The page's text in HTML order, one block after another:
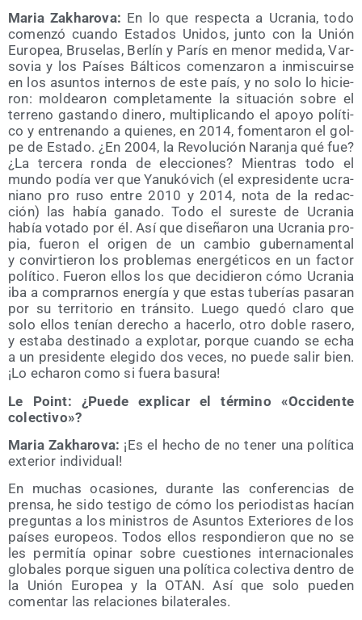
Maria Zakha­ro­va: En lo que res­pec­ta a Ucra­nia, todo
comen­zó cuan­do Esta­dos Uni­dos, jun­to con la Unión
Euro­pea, Bru­se­las, Ber­lín y París en menor medi­da, Var­
so­via y los Paí­ses Bál­ti­cos comen­za­ron a inmis­cuir­se
en los asun­tos inter­nos de este país, y no solo lo hicie­
ron: mol­dea­ron com­ple­ta­men­te la situa­ción sobre el
terreno gas­tan­do dine­ro, mul­ti­pli­can­do el apo­yo polí­ti­
co y entre­nan­do a quie­nes, en 2014, fomen­ta­ron el gol­
pe de Esta­do. ¿En 2004, la Revo­lu­ción Naran­ja qué fue?
¿La ter­ce­ra ron­da de elec­cio­nes? Mien­tras todo el
mun­do podía ver que Yanu­kó­vich (el expre­si­den­te ucra­
niano pro ruso entre 2010 y 2014, nota de la redac­
ción) las había gana­do. Todo el sur­es­te de Ucra­nia
había vota­do por él. Así que dise­ña­ron una Ucra­nia pro­
pia, fue­ron el ori­gen de un cam­bio guber­na­men­tal
y con­vir­tie­ron los pro­ble­mas ener­gé­ti­cos en un fac­tor
polí­ti­co. Fue­ron ellos los que deci­die­ron cómo Ucra­nia
iba a com­prar­nos ener­gía y que estas tube­rías pasa­ran
por su terri­to­rio en trán­si­to. Lue­go que­dó cla­ro que
solo ellos tenían dere­cho a hacer­lo, otro doble rase­ro,
y esta­ba des­ti­na­do a explo­tar, por­que cuan­do se echa
a un pre­si­den­te ele­gi­do dos veces, no pue­de salir bien.
¡Lo echa­ron como si fue­ra basura!
Le Point: ¿Pue­de expli­car el tér­mino «Occi­den­te
colectivo»?
Maria Zakha­ro­va: ¡Es el hecho de no tener una polí­ti­ca
exte­rior individual!
En muchas oca­sio­nes, duran­te las con­fe­ren­cias de
pren­sa, he sido tes­ti­go de cómo los perio­dis­tas hacían
pre­gun­tas a los minis­tros de Asun­tos Exte­rio­res de los
paí­ses euro­peos. Todos ellos res­pon­die­ron que no se
les per­mi­tía opi­nar sobre cues­tio­nes inter­na­cio­na­les
glo­ba­les por­que siguen una polí­ti­ca colec­ti­va den­tro de
la Unión Euro­pea y la OTAN. Así que solo pue­den
comen­tar las rela­cio­nes bilaterales.